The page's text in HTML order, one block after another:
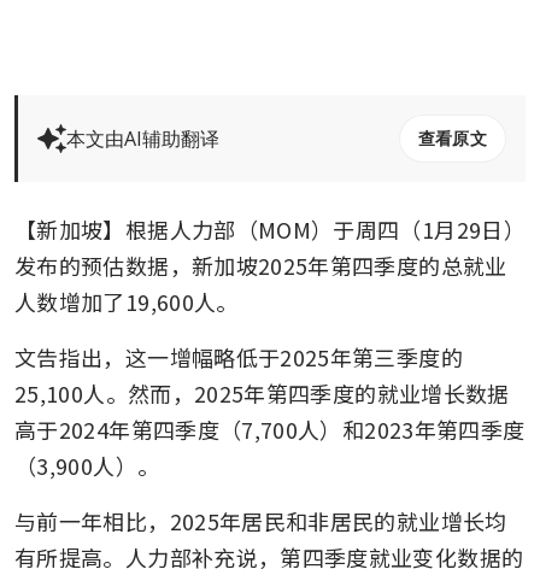
本文由AI辅助翻译 查看原文
【新加坡】根据人力部（MOM）于周四（1月29日）
发布的预估数据，新加坡2025年第四季度的总就业
人数增加了19,600人。
文告指出，这一增幅略低于2025年第三季度的
25,100人。然而，2025年第四季度的就业增长数据
高于2024年第四季度（7,700人）和2023年第四季度
（3,900人）。
与前一年相比，2025年居民和非居民的就业增长均
有所提高。人力部补充说，第四季度就业变化数据的